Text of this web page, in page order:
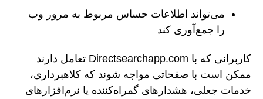
می‌تواند اطلاعات حساس مربوط به مرور وب
را جمع‌آوری کند
کاربرانی که با Directsearchapp.com تعامل دارند
ممکن است با صفحاتی مواجه شوند که کلاهبرداری،
خدمات جعلی، هشدارهای گمراه‌کننده یا نرم‌افزارهای